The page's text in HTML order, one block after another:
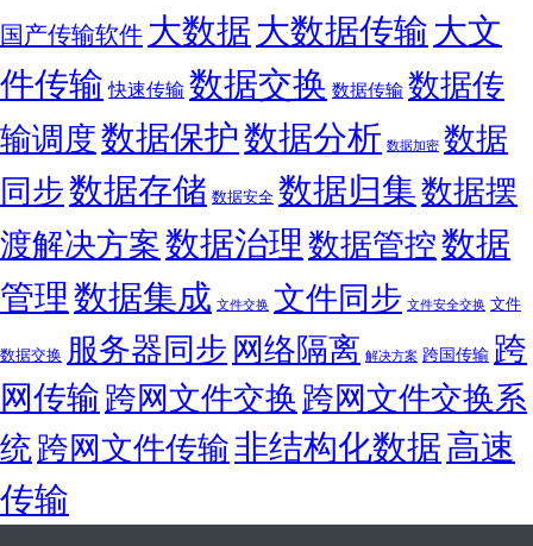
国产传输软件 大数据大数据传输大文
件传输 快速传输 数据交换 数据传输数据传
输调度数据保护数据分析 数据加密 数据
同步数据存储 数据安全 数据归集数据摆
渡解决方案数据治理数据管控数据
管理数据集成 文件交换 文件同步 文件安全交换 文件
数据交换 服务器同步网络隔离 解决方案 跨国传输 跨
网传输跨网文件交换跨网文件交换系
统跨网文件传输非结构化数据高速
传输